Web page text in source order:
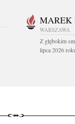
MAREK
WARSZAWA
Z głębokim
lipca 2026